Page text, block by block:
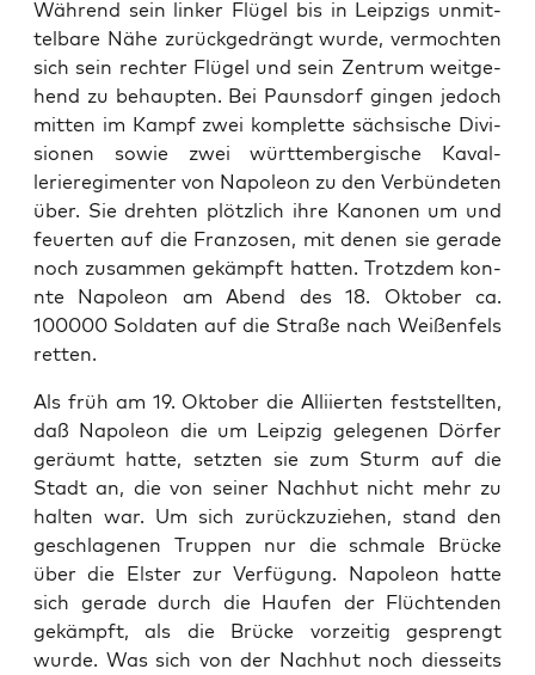
Während sein link­er Flügel bis in Leipzigs unmit­
tel­bare Nähe zurückge­drängt wurde, ver­mocht­en
sich sein rechter Flügel und sein Zen­trum weit­ge­
hend zu behaupten. Bei Pauns­dorf gin­gen jedoch
mit­ten im Kampf zwei kom­plette säch­sis­che Divi­
sio­nen sowie zwei würt­tem­ber­gis­che Kaval­
leriereg­i­menter von Napoleon zu den Ver­bün­de­ten
über. Sie dreht­en plöt­zlich ihre Kanonen um und
feuerten auf die Fran­zosen, mit denen sie ger­ade
noch zusam­men gekämpft hat­ten. Trotz­dem kon­
nte Napoleon am Abend des 18. Okto­ber ca.
100000 Sol­dat­en auf die Straße nach Weißen­fels
ret­ten.
Als früh am 19. Okto­ber die Alli­ierten fest­stell­ten,
daß Napoleon die um Leipzig gele­ge­nen Dör­fer
geräumt hat­te, set­zten sie zum Sturm auf die
Stadt an, die von sein­er Nach­hut nicht mehr zu
hal­ten war. Um sich zurück­zuziehen, stand den
geschla­ge­nen Trup­pen nur die schmale Brücke
über die Elster zur Ver­fü­gung. Napoleon hat­te
sich ger­ade durch die Haufen der Flüch­t­en­den
gekämpft, als die Brücke vorzeit­ig gesprengt
wurde. Was sich von der Nach­hut noch dies­seits